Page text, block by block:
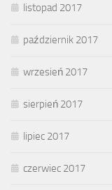
listopad 2017
październik 2017
wrzesień 2017
sierpień 2017
lipiec 2017
czerwiec 2017